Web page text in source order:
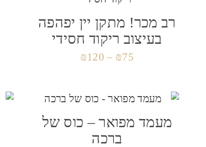
רב מכר! מתקן יין יפהפה
בעיצוב ריקוד חסידי
₪75
–
₪120
מעמד מפואר – כוס של
ברכה